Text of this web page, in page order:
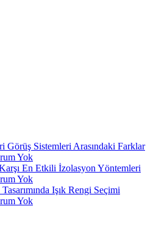
Görüş Sistemleri Arasındaki Farklar
Yok
En Etkili İzolasyon Yöntemleri
Yok
Işık Rengi Seçimi
Yok